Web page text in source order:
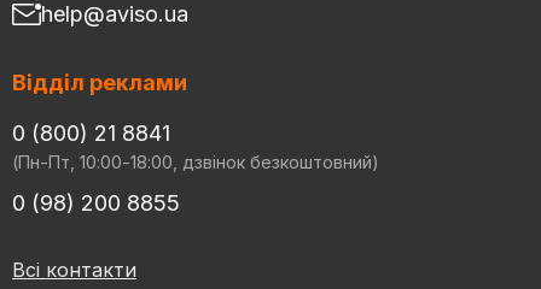
help@aviso.ua
Відділ реклами
0 (800) 21 8841
(Пн-Пт, 10:00-18:00, дзвінок безкоштовний)
0 (98) 200 8855
Всі контакти